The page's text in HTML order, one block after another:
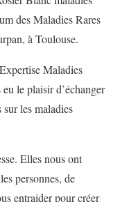
des Maladies Rares
à Toulouse.
Maladies
le plaisir d’échanger
sur les maladies
Elles nous ont
personnes, de
entraider pour créer